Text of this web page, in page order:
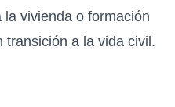
vivienda o formación
transición a la vida civil.